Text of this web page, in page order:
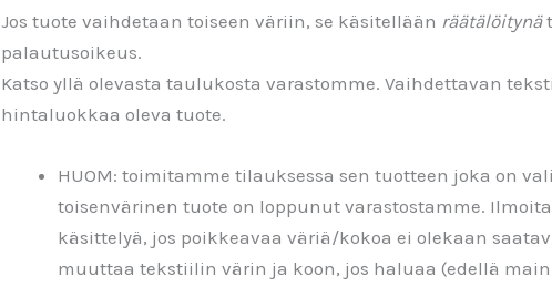
Jos tuote vaihdetaan toiseen väriin, se käsitellään räätälöitynä
palautusoikeus.
Katso yllä olevasta taulukosta varastomme. Vaihdettavan
hintaluokkaa oleva tuote.
HUOM: toimitamme tilauksessa sen tuotteen joka on
toisenvärinen tuote on loppunut varastostamme.
käsittelyä, jos poikkeavaa väriä/kokoa ei olekaan
muuttaa tekstiilin värin ja koon, jos haluaa (edellä